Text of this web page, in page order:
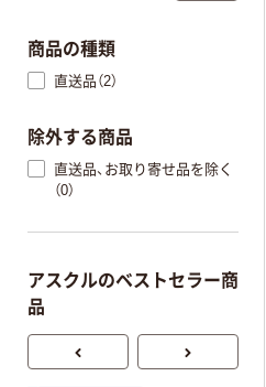
商品の種類
直送品（2）
除外する商品
直送品、お取り寄せ品を除く
（0）
アスクルのベストセラー商
品